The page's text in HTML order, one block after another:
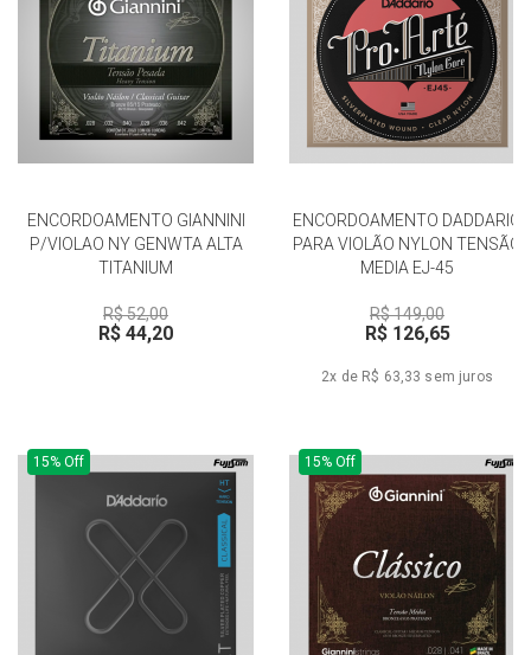
ENCORDOAMENTO GIANNINI
P/VIOLAO NY GENWTA ALTA
TITANIUM
R$ 52,00
R$ 44,20
ENCORDOAMENTO DADDARIO
PARA VIOLÃO NYLON TENSÃO
MEDIA EJ-45
R$ 149,00
R$ 126,65
2x de R$ 63,33 sem juros
15% Off 15% Off